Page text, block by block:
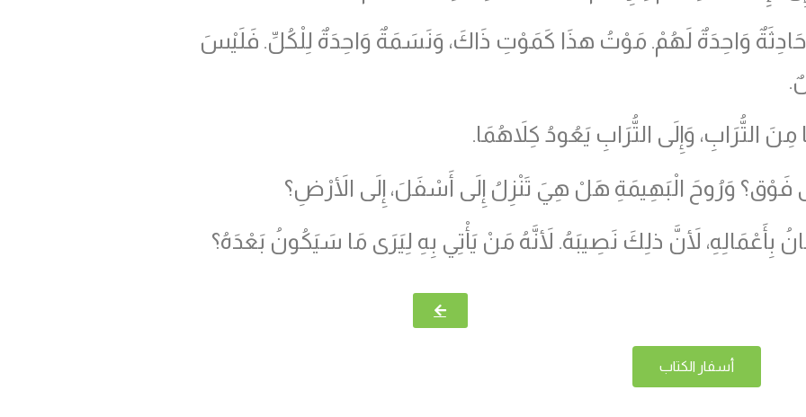
وَاحِدَةٌ لَهُمْ. مَوْتُ هذَا كَمَوْتِ ذَاكَ، وَنَسَمَةٌ وَاحِدَةٌ لِلْكُلِّ. فَلَيْسَ
التُّرَابِ، وَإِلَى التُّرَابِ يَعُودُ كِلاَهُمَا.
وَرُوحَ الْبَهِيمَةِ هَلْ هِيَ تَنْزِلُ إِلَى أَسْفَلَ، إِلَى الأَرْضِ؟
بِأَعْمَالِهِ، لأَنَّ ذلِكَ نَصِيبَهُ. لأَنَّهُ مَنْ يَأْتِي بِهِ لِيَرَى مَا سَيَكُونُ بَعْدَهُ؟
أسفار الكتاب